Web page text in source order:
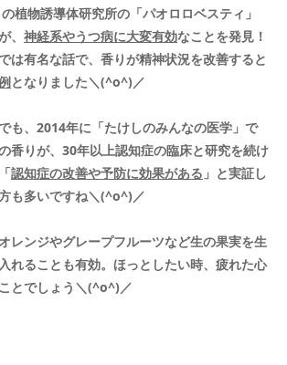
植物誘導体研究所の「パオロロベスティ」
、 神経系やうつ病に大変有効なことを発見！
は有名な話で、香りが精神状況を改善すると
となりました＼(^o^)／
も、2014年に「たけしのみんなの医学」で
香りが、30年以上認知症の臨床と研究を続け
認知症の改善や予防に効果がある 」と実証し
も多いですね＼(^o^)／
レンジやグレープフルーツなど生の果実を生
れることも有効。ほっとしたい時、疲れた心
とでしょう＼(^o^)／